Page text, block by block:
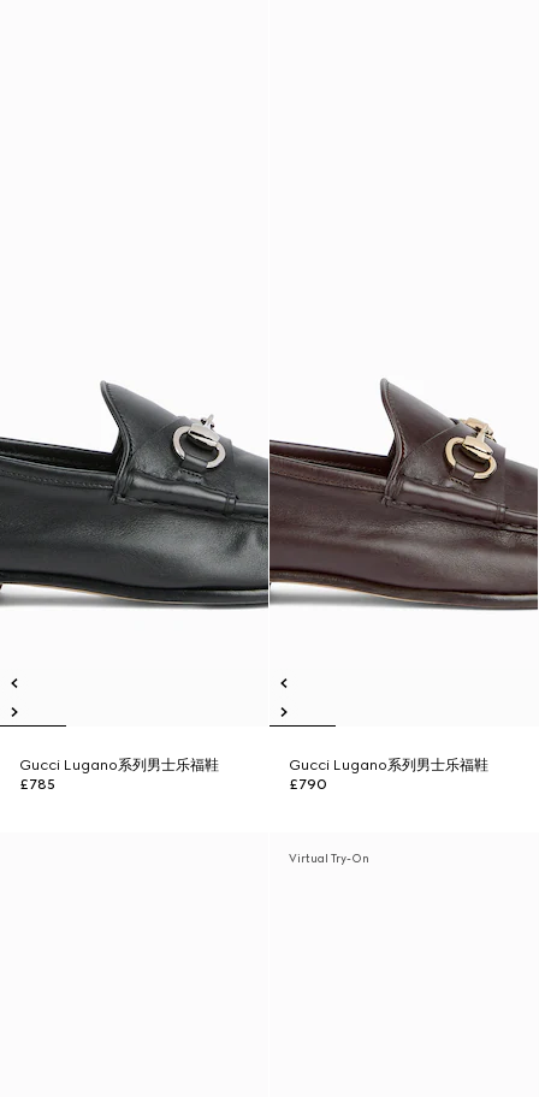
Gucci Lugano系列男士乐福鞋
£785
Gucci Lugano系列男士乐福鞋
£790
Virtual Try-On